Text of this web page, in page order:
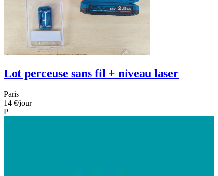
Lot perceuse sans fil + niveau laser
Paris
14 €/jour
P